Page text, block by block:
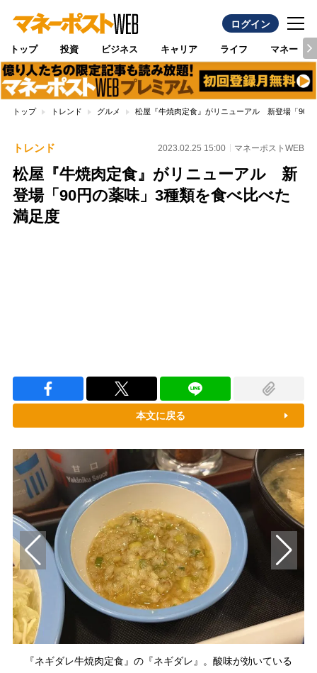
ログイン
トップ 投資 ビジネス キャリア ライフ マネー
トップ トレンド グルメ 松屋『牛焼肉定食』がリニューアル 新登場「90円
トレンド 2023.02.25 15:00 マネーポストWEB
松屋『牛焼肉定食』がリニューアル 新
登場「90円の薬味」3種類を食べ比べた
満足度
本文に戻る
『ネギダレ牛焼肉定食』の『ネギダレ』。酸味が効いている